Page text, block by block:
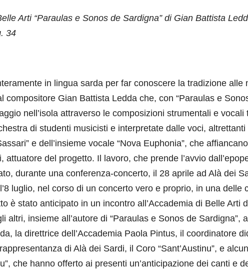
Arti “Paraulas e Sonos de Sardigna” di Gian Battista
34
in lingua sarda per far conoscere la tradizione alle
compositore Gian Battista Ledda che, con “Paraulas e
nell’isola attraverso le composizioni strumentali e vocali
di studenti musicisti e interpretate dalle voci,
e dell’insieme vocale “Nova Euphonia”, che
attuatore del progetto. Il lavoro, che prende l’avvio
durante una conferenza-concerto, il 28 aprile ad Alà dei
luglio, nel corso di un concerto vero e proprio, in una delle
è stato anticipato in un incontro all’Accademia di Belle Arti
altri, insieme all’autore di “Paraulas e Sonos de Sardigna”,
la direttrice dell’Accademia Paola Pintus, il coordinatore
di Alà dei Sardi, il Coro “Sant’Austinu”, e
che hanno offerto ai presenti un’anticipazione dei canti e